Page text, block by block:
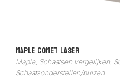
Maple Comet Laser
Maple, Schaatsen vergelijken,
Schaatsonderstellen/buizen